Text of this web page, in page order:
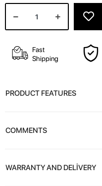
Fast
Shipping
PRODUCT FEATURES
COMMENTS
WARRANTY AND DELİVERY